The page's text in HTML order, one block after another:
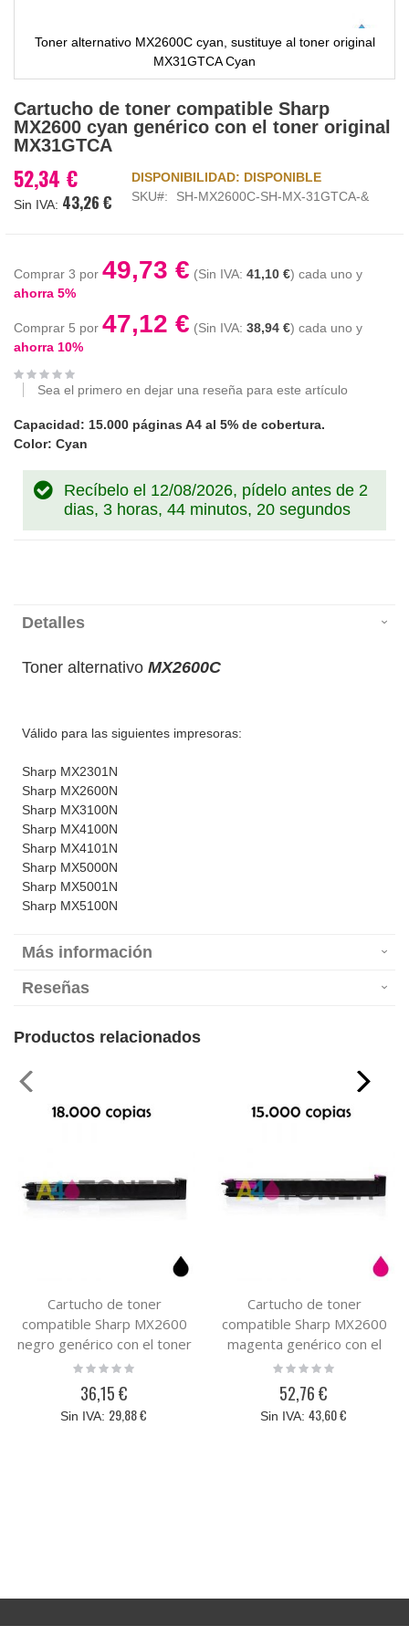
Toner alternativo MX2600C cyan, sustituye al toner original
MX31GTCA Cyan
al
comienzo
de
galería
de
Cartucho de toner compatible Sharp
MX2600 cyan genérico con el toner original
MX31GTCA
52,34 €
43,26 €
DISPONIBILIDAD: DISPONIBLE
SKU
SH-MX2600C-SH-MX-31GTCA-&
Comprar 3 por 49,73 € 41,10 € cada uno y
ahorra 5%
Comprar 5 por 47,12 € 38,94 € cada uno y
ahorra 10%
Sea el primero en dejar una reseña para este artículo
Capacidad: 15.000 páginas A4 al 5% de cobertura.
Color: Cyan
Recíbelo el 12/08/2026, pídelo antes de 2
dias, 3 horas, 44 minutos, 20 segundos
Detalles
Toner alternativo MX2600C
Válido para las siguientes impresoras:
Sharp MX2301N
Sharp MX2600N
Sharp MX3100N
Sharp MX4100N
Sharp MX4101N
Sharp MX5000N
Sharp MX5001N
Sharp MX5100N
Más información
Reseñas
Productos relacionados
Cartucho de toner
compatible Sharp MX2600
negro genérico con el toner
original MX31GTBA
Rating:
36,15 €
29,88 €
Cartucho de toner
compatible Sharp MX2600
magenta genérico con el
toner original MX31GTMA
Rating:
52,76 €
43,60 €